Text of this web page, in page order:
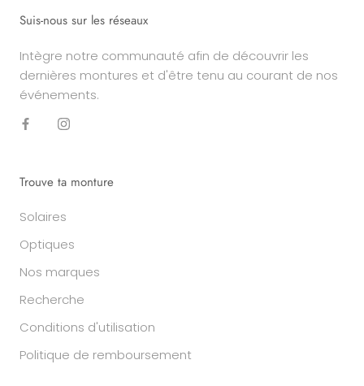
Suis-nous sur les réseaux
Intègre notre communauté afin de découvrir les
dernières montures et d'être tenu au courant de nos
événements.
Trouve ta monture
Solaires
Optiques
Nos marques
Recherche
Conditions d'utilisation
Politique de remboursement